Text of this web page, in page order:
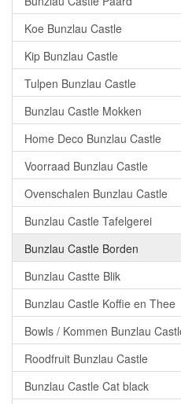
Koe Bunzlau Castle
Kip Bunzlau Castle
Tulpen Bunzlau Castle
Bunzlau Castle Mokken
Home Deco Bunzlau Castle
Voorraad Bunzlau Castle
Ovenschalen Bunzlau Castle
Bunzlau Castle Tafelgerei
Bunzlau Castle Borden
Bunzlau Castte Blik
Bunzlau Castle Koffie en Thee
Bowls / Kommen Bunzlau
Roodfruit Bunzlau Castle
Bunzlau Castle Cat black